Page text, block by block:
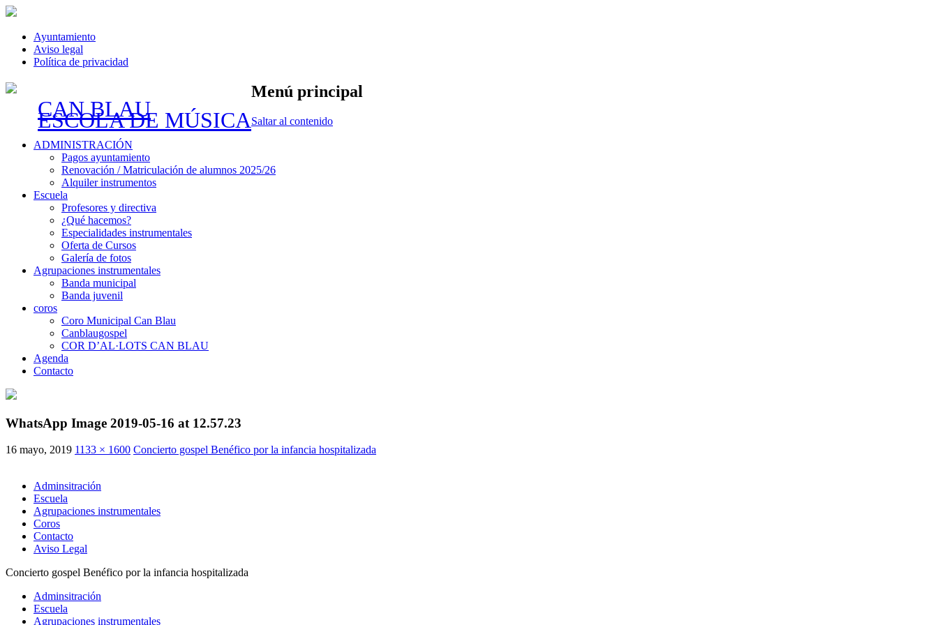
Ayuntamiento
Aviso legal
Política de privacidad
CAN BLAU
ESCOLA DE MÚSICA
Menú principal
Saltar al contenido
ADMINISTRACIÓN
Pagos ayuntamiento
Renovación / Matriculación de alumnos 2025/26
Alquiler instrumentos
Escuela
Profesores y directiva
¿Qué hacemos?
Especialidades instrumentales
Oferta de Cursos
Galería de fotos
Agrupaciones instrumentales
Banda municipal
Banda juvenil
coros
Coro Municipal Can Blau
Canblaugospel
COR D’AL·LOTS CAN BLAU
Agenda
Contacto
WhatsApp Image 2019-05-16 at 12.57.23
16 mayo, 2019 1133 × 1600 Concierto gospel Benéfico por la infancia hospitalizada
Adminsitración
Escuela
Agrupaciones instrumentales
Coros
Contacto
Aviso Legal
Concierto gospel Benéfico por la infancia hospitalizada
Adminsitración
Escuela
Agrupaciones instrumentales